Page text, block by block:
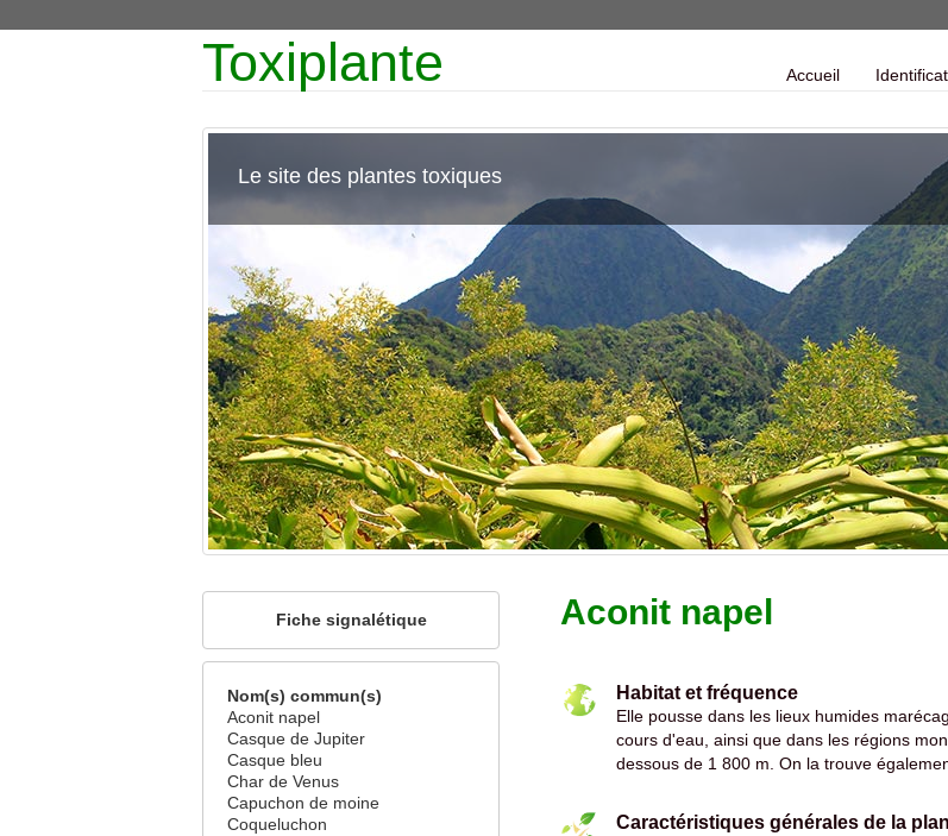
Toxiplante Accueil
Le site des plantes toxiques
Fiche signalétique
Nom(s) commun(s)
Aconit napel
Casque de Jupiter
Casque bleu
Char de Venus
Capuchon de moine
Coqueluchon
Aconit napel
Habitat et fréquence
Elle pousse dans les lieux humides
cours d'eau, ainsi que dans les régions
dessous de 1 800 m. On la trouve
Caractéristiques générales de la